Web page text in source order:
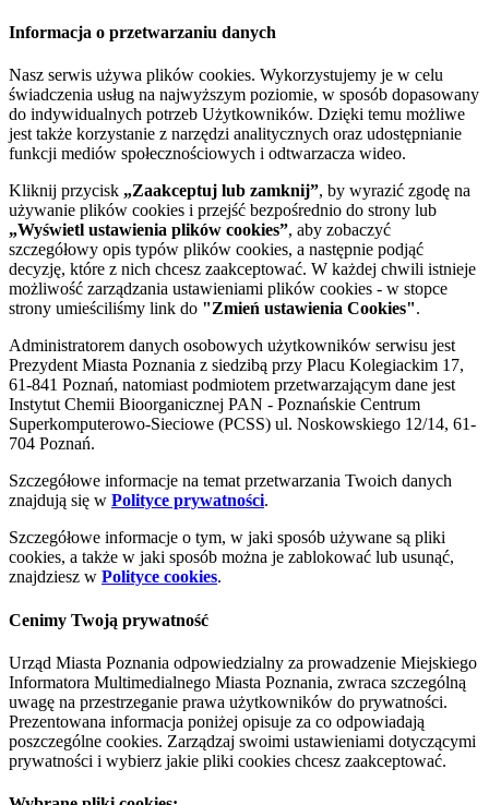
Informacja o przetwarzaniu danych
Nasz serwis używa plików cookies. Wykorzystujemy je w celu
świadczenia usług na najwyższym poziomie, w sposób dopasowany
do indywidualnych potrzeb Użytkowników. Dzięki temu możliwe
jest także korzystanie z narzędzi analitycznych oraz udostępnianie
funkcji mediów społecznościowych i odtwarzacza wideo.
Kliknij przycisk „Zaakceptuj lub zamknij”, by wyrazić zgodę na
używanie plików cookies i przejść bezpośrednio do strony lub
„Wyświetl ustawienia plików cookies”, aby zobaczyć
szczegółowy opis typów plików cookies, a następnie podjąć
decyzję, które z nich chcesz zaakceptować. W każdej chwili istnieje
możliwość zarządzania ustawieniami plików cookies - w stopce
strony umieściliśmy link do "Zmień ustawienia Cookies".
Administratorem danych osobowych użytkowników serwisu jest
Prezydent Miasta Poznania z siedzibą przy Placu Kolegiackim 17,
61-841 Poznań, natomiast podmiotem przetwarzającym dane jest
Instytut Chemii Bioorganicznej PAN - Poznańskie Centrum
Superkomputerowo-Sieciowe (PCSS) ul. Noskowskiego 12/14, 61-
704 Poznań.
Szczegółowe informacje na temat przetwarzania Twoich danych
znajdują się w Polityce prywatności.
Szczegółowe informacje o tym, w jaki sposób używane są pliki
cookies, a także w jaki sposób można je zablokować lub usunąć,
znajdziesz w Polityce cookies.
Cenimy Twoją prywatność
Urząd Miasta Poznania odpowiedzialny za prowadzenie Miejskiego
Informatora Multimedialnego Miasta Poznania, zwraca szczególną
uwagę na przestrzeganie prawa użytkowników do prywatności.
Prezentowana informacja poniżej opisuje za co odpowiadają
poszczególne cookies. Zarządzaj swoimi ustawieniami dotyczącymi
prywatności i wybierz jakie pliki cookies chcesz zaakceptować.